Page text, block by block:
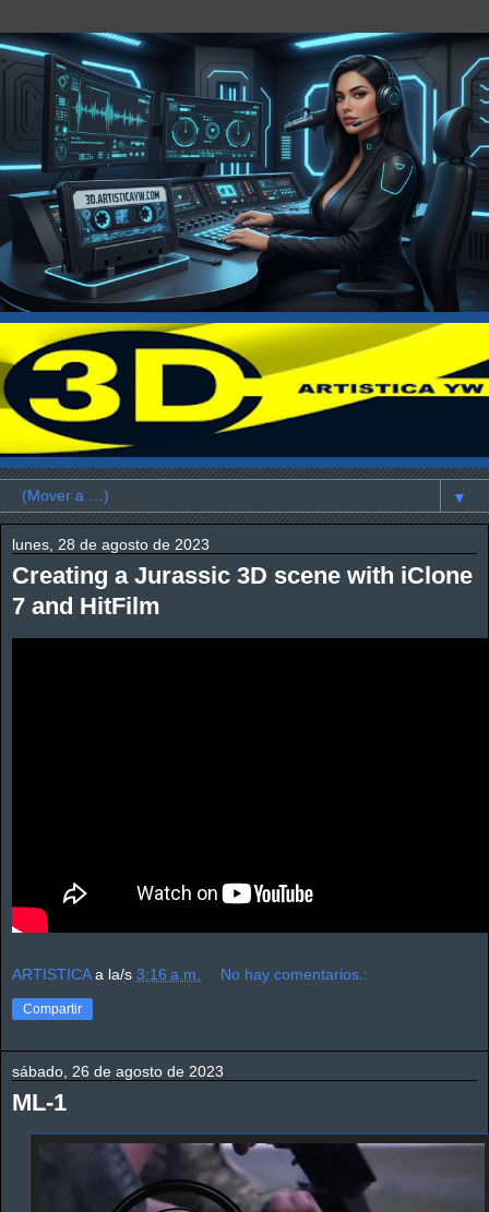
▼
lunes, 28 de agosto de 2023
Creating a Jurassic 3D scene with iClone
7 and HitFilm
ARTISTICA a la/s 3:16 a.m. No hay comentarios.:
Compartir
sábado, 26 de agosto de 2023
ML-1